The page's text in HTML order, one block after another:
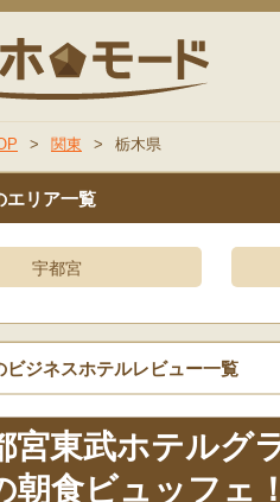
ビジ
> 関東 > 栃木県
エリア一覧
宇都宮
ビジネスホテルレビュー一覧
宮東武ホテルグ
朝食ビュッフェ！